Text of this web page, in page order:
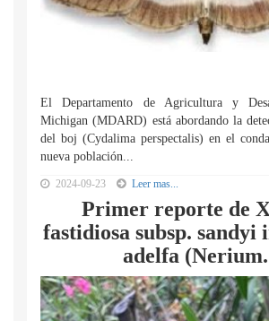
El Departamento de Agricultura y
Michigan (MDARD) está abordando la
del boj (Cydalima perspectalis) en el
nueva población...
2024-09-23 Leer mas...
Primer reporte de
fastidiosa subsp. sandyi
adelfa